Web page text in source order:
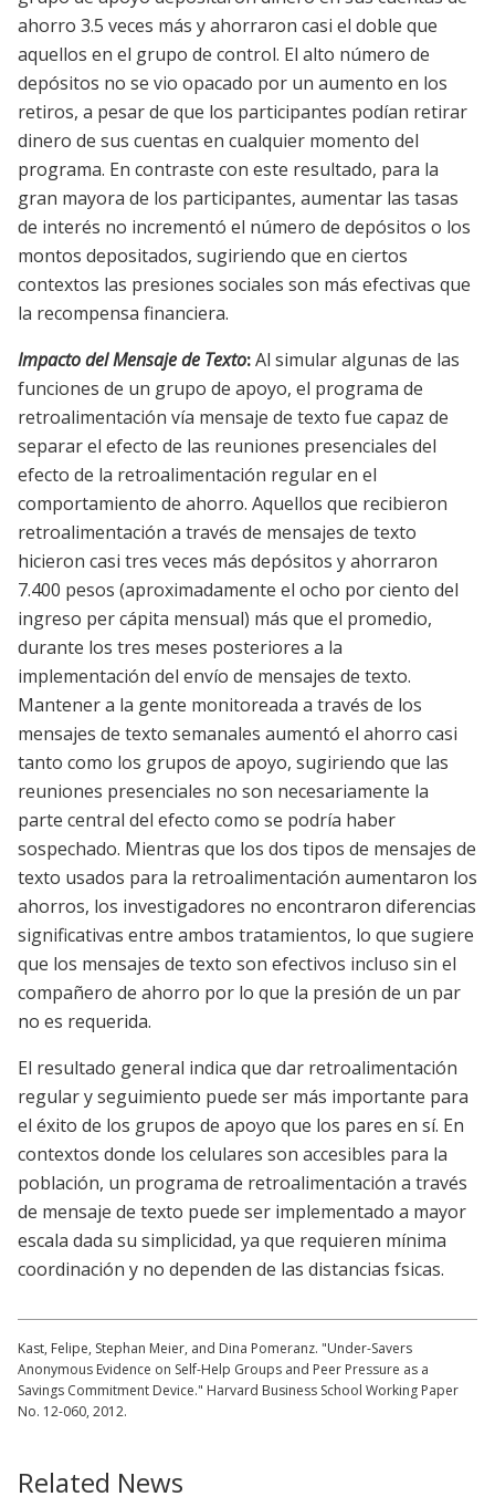
ahorro 3.5 veces más y ahorraron casi el doble que
aquellos en el grupo de control. El alto número de
depósitos no se vio opacado por un aumento en los
retiros, a pesar de que los participantes podían retirar
dinero de sus cuentas en cualquier momento del
programa. En contraste con este resultado, para la
gran mayora de los participantes, aumentar las tasas
de interés no incrementó el número de depósitos o los
montos depositados, sugiriendo que en ciertos
contextos las presiones sociales son más efectivas que
la recompensa financiera.
Impacto del Mensaje de Texto:Al simular algunas de las
funciones de un grupo de apoyo, el programa de
retroalimentación vía mensaje de texto fue capaz de
separar el efecto de las reuniones presenciales del
efecto de la retroalimentación regular en el
comportamiento de ahorro. Aquellos que recibieron
retroalimentación a través de mensajes de texto
hicieron casi tres veces más depósitos y ahorraron
7.400 pesos (aproximadamente el ocho por ciento del
ingreso per cápita mensual) más que el promedio,
durante los tres meses posteriores a la
implementación del envío de mensajes de texto.
Mantener a la gente monitoreada a través de los
mensajes de texto semanales aumentó el ahorro casi
tanto como los grupos de apoyo, sugiriendo que las
reuniones presenciales no son necesariamente la
parte central del efecto como se podría haber
sospechado. Mientras que los dos tipos de mensajes de
texto usados para la retroalimentación aumentaron los
ahorros, los investigadores no encontraron diferencias
significativas entre ambos tratamientos, lo que sugiere
que los mensajes de texto son efectivos incluso sin el
compañero de ahorro por lo que la presión de un par
no es requerida.
El resultado general indica que dar retroalimentación
regular y seguimiento puede ser más importante para
el éxito de los grupos de apoyo que los pares en sí. En
contextos donde los celulares son accesibles para la
población, un programa de retroalimentación a través
de mensaje de texto puede ser implementado a mayor
escala dada su simplicidad, ya que requieren mínima
coordinación y no dependen de las distancias fsicas.
Kast, Felipe, Stephan Meier, and Dina Pomeranz. "Under-Savers
Anonymous Evidence on Self-Help Groups and Peer Pressure as a
Savings Commitment Device." Harvard Business School Working Paper
No. 12-060, 2012.
Related News